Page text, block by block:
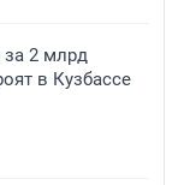
за 2 млрд
в Кузбассе